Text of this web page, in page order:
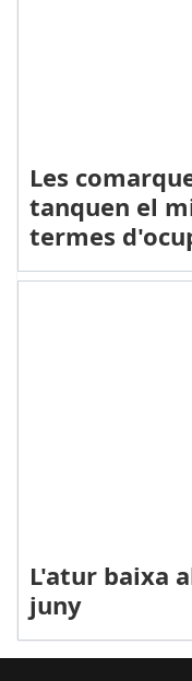
Les
tanquen el
termes
L'atur baixa
juny